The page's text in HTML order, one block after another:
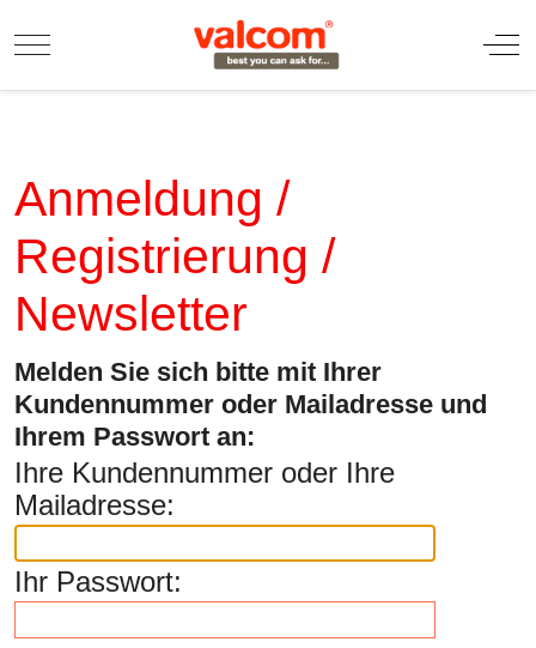
Mobile Menu Toggle Off-
Anmeldung /
Registrierung /
Newsletter
Melden Sie sich bitte mit Ihrer
Kundennummer oder Mailadresse und
Ihrem Passwort an:
Ihre Kundennummer oder Ihre
Mailadresse:
Ihr Passwort: